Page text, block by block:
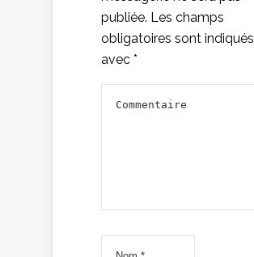
publiée. Les champs
obligatoires sont indiqués
avec *